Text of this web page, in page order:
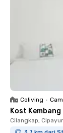
Coliving •
Kost Kembang
Cilangkap,